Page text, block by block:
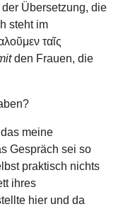
Übersetzung, die
steht im
ταῖς
den Frauen, die
meine
Gespräch sei so
praktisch nichts
ihres
hier und da